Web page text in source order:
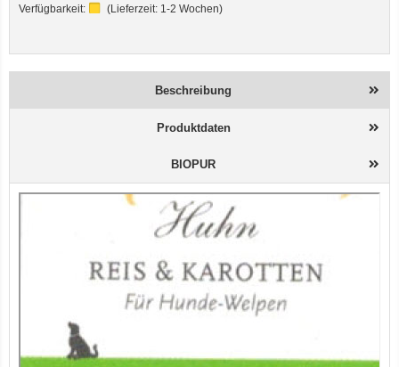
Verfügbarkeit: (Lieferzeit: 1-2 Wochen)
Beschreibung
Produktdaten
BIOPUR